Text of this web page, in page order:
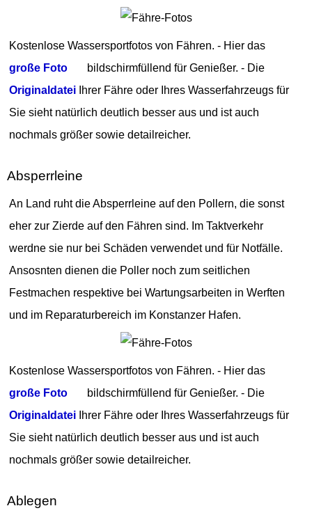
Kostenlose Wassersportfotos von Fähren. - Hier das
große Foto
bildschirmfüllend für Genießer. - Die
Originaldatei Ihrer Fähre oder Ihres Wasserfahrzeugs für
Sie sieht natürlich deutlich besser aus und ist auch
nochmals größer sowie detailreicher.
Absperrleine
An Land ruht die Absperrleine auf den Pollern, die sonst
eher zur Zierde auf den Fähren sind. Im Taktverkehr
werdne sie nur bei Schäden verwendet und für Notfälle.
Ansosnten dienen die Poller noch zum seitlichen
Festmachen respektive bei Wartungsarbeiten in Werften
und im Reparaturbereich im Konstanzer Hafen.
Kostenlose Wassersportfotos von Fähren. - Hier das
große Foto
bildschirmfüllend für Genießer. - Die
Originaldatei Ihrer Fähre oder Ihres Wasserfahrzeugs für
Sie sieht natürlich deutlich besser aus und ist auch
nochmals größer sowie detailreicher.
Ablegen